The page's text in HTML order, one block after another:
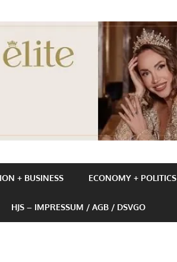
+ BUSINESS ECONOMY + POLITICS
HJS – IMPRESSUM / AGB / DSVGO